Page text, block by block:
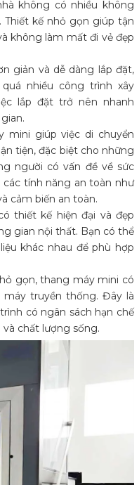
không có nhiều không
kế nhỏ gọn giúp tận
không làm mất đi vẻ đẹp
giản và dễ dàng lắp đặt,
nhiều công trình xây
lắp đặt trở nên nhanh
mini giúp việc di chuyển
tiện, đặc biệt cho những
người có vấn đề về sức
tính năng an toàn như
cảm biến an toàn.
thiết kế hiện đại và đẹp
gian nội thất. Bạn có thể
khác nhau để phù hợp
gọn, thang máy mini có
truyền thống. Đây là
có ngân sách hạn chế
chất lượng sống.